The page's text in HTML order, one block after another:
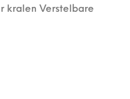
kralen Verstelbare